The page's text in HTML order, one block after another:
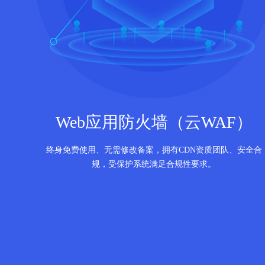
Web应用防火墙（云WAF）
终身免费使用、无需修改备案，拥有CDN资质团队、安全合
规，受保护系统满足合规性要求。